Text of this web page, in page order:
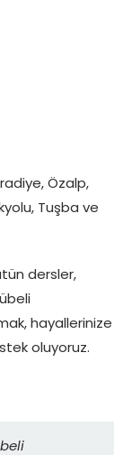
Özalp,
Tuşba ve
dersler,
hayallerinize
oluyoruz.